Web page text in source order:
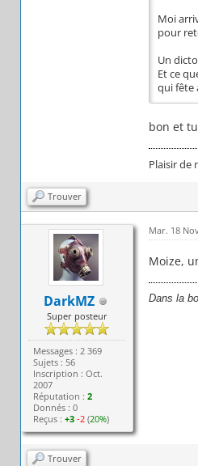
Moi
pour
Un
Et ce
qui fête
bon et
Plaisir de
Trouver
DarkMZ
Super posteur
Messages : 2 369
Sujets : 56
Inscription : Oct.
2007
Réputation :2
Donnés : 0
Reçus :+3 -2 (20%)
Mar. 18
Moize,
Dans la
Trouver